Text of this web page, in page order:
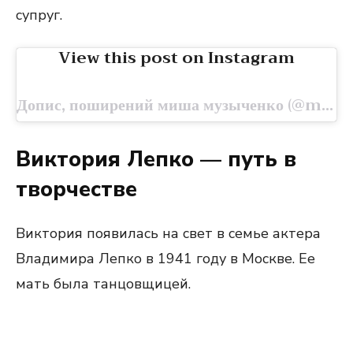
супруг.
View this post on Instagram
Допис, поширений миша музыченко (@mikle8382ne_tolko_novie_filmi)
Виктория Лепко — путь в
творчестве
Виктория появилась на свет в семье актера
Владимира Лепко в 1941 году в Москве. Ее
мать была танцовщицей.